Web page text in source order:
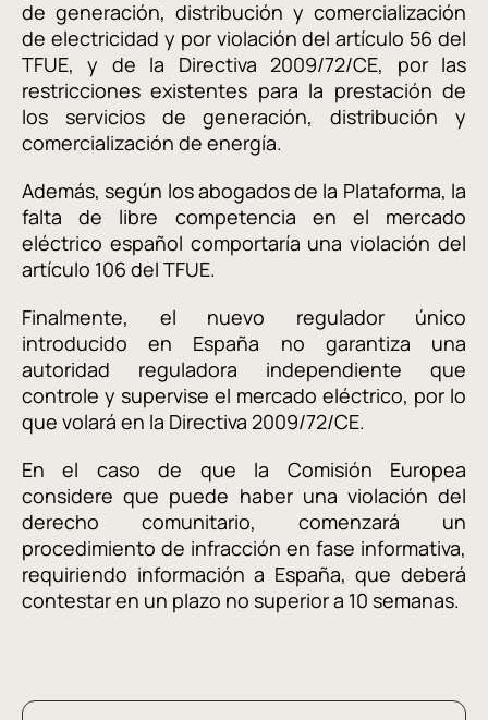
de generación, distribución y comercialización
de electricidad y por violación del artículo 56 del
TFUE, y de la Directiva 2009/72/CE, por las
restricciones existentes para la prestación de
los servicios de generación, distribución y
comercialización de energía.
Además, según los abogados de la Plataforma, la
falta de libre competencia en el mercado
eléctrico español comportaría una violación del
artículo 106 del TFUE.
Finalmente, el nuevo regulador único
introducido en España no garantiza una
autoridad reguladora independiente que
controle y supervise el mercado eléctrico, por lo
que volará en la Directiva 2009/72/CE.
En el caso de que la Comisión Europea
considere que puede haber una violación del
derecho comunitario, comenzará un
procedimiento de infracción en fase informativa,
requiriendo información a España, que deberá
contestar en un plazo no superior a 10 semanas.